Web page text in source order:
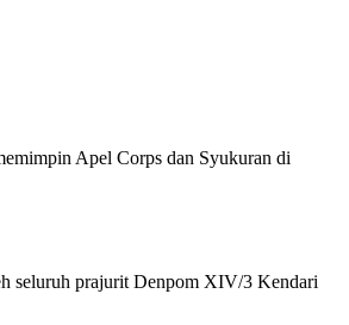
Apel Corps dan Syukuran di
seluruh prajurit Denpom XIV/3 Kendari